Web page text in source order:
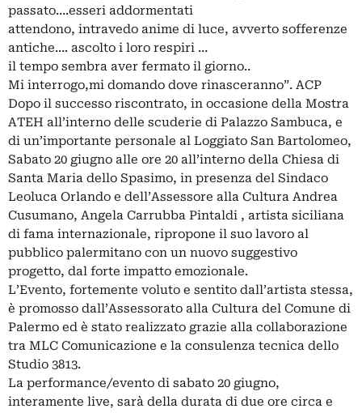
passato….esseri addormentati
attendono, intravedo anime di luce, avverto sofferenze
antiche…. ascolto i loro respiri …
il tempo sembra aver fermato il giorno..
Mi interrogo,mi domando dove rinasceranno”. ACP
Dopo il successo riscontrato, in occasione della Mostra
ATEH all’interno delle scuderie di Palazzo Sambuca, e
di un’importante personale al Loggiato San Bartolomeo,
Sabato 20 giugno alle ore 20 all’interno della Chiesa di
Santa Maria dello Spasimo, in presenza del Sindaco
Leoluca Orlando e dell’Assessore alla Cultura Andrea
Cusumano, Angela Carrubba Pintaldi , artista siciliana
di fama internazionale, ripropone il suo lavoro al
pubblico palermitano con un nuovo suggestivo
progetto, dal forte impatto emozionale.
L’Evento, fortemente voluto e sentito dall’artista stessa,
è promosso dall’Assessorato alla Cultura del Comune di
Palermo ed è stato realizzato grazie alla collaborazione
tra MLC Comunicazione e la consulenza tecnica dello
Studio 3813.
La performance/evento di sabato 20 giugno,
interamente live, sarà della durata di due ore circa e